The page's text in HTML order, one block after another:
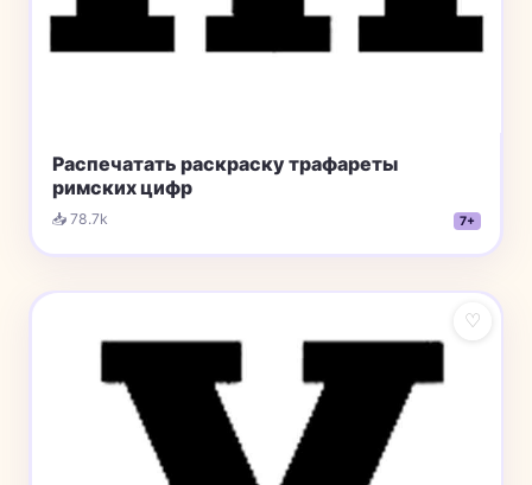
Распечатать раскраску трафареты
римских цифр
📥 78.7k 7+
♡